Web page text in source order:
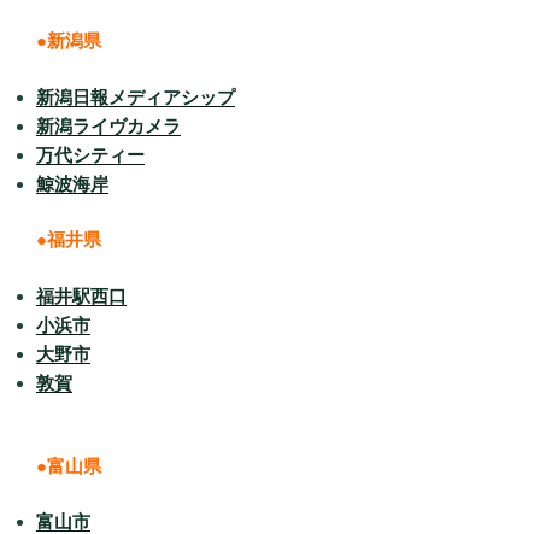
●新潟県
新潟日報メディアシップ
新潟ライヴカメラ
万代シティー
鯨波海岸
●福井県
福井駅西口
小浜市
大野市
敦賀
●富山県
富山市